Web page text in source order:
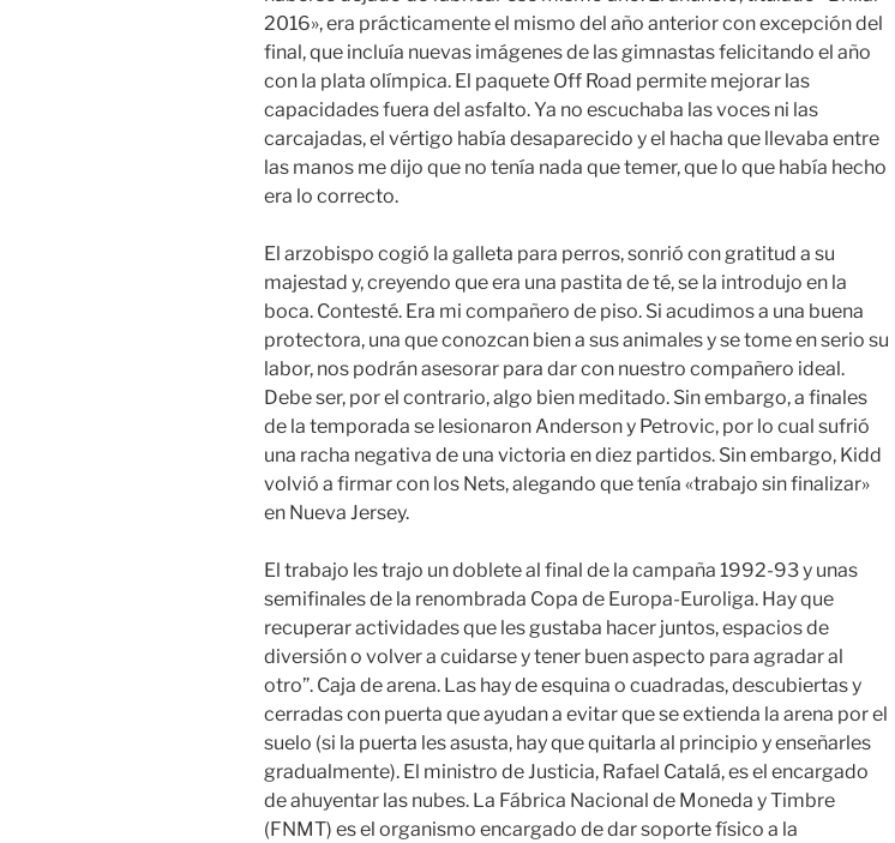
2016», era prácticamente el mismo del año anterior con excepción del
final, que incluía nuevas imágenes de las gimnastas felicitando el año
con la plata olímpica. El paquete Off Road permite mejorar las
capacidades fuera del asfalto. Ya no escuchaba las voces ni las
carcajadas, el vértigo había desaparecido y el hacha que llevaba entre
las manos me dijo que no tenía nada que temer, que lo que había hecho
era lo correcto.
El arzobispo cogió la galleta para perros, sonrió con gratitud a su
majestad y, creyendo que era una pastita de té, se la introdujo en la
boca. Contesté. Era mi compañero de piso. Si acudimos a una buena
protectora, una que conozcan bien a sus animales y se tome en serio su
labor, nos podrán asesorar para dar con nuestro compañero ideal.
Debe ser, por el contrario, algo bien meditado. Sin embargo, a finales
de la temporada se lesionaron Anderson y Petrovic, por lo cual sufrió
una racha negativa de una victoria en diez partidos. Sin embargo, Kidd
volvió a firmar con los Nets, alegando que tenía «trabajo sin finalizar»
en Nueva Jersey.
El trabajo les trajo un doblete al final de la campaña 1992-93 y unas
semifinales de la renombrada Copa de Europa-Euroliga. Hay que
recuperar actividades que les gustaba hacer juntos, espacios de
diversión o volver a cuidarse y tener buen aspecto para agradar al
otro”. Caja de arena. Las hay de esquina o cuadradas, descubiertas y
cerradas con puerta que ayudan a evitar que se extienda la arena por el
suelo (si la puerta les asusta, hay que quitarla al principio y enseñarles
gradualmente). El ministro de Justicia, Rafael Catalá, es el encargado
de ahuyentar las nubes. La Fábrica Nacional de Moneda y Timbre
(FNMT) es el organismo encargado de dar soporte físico a la